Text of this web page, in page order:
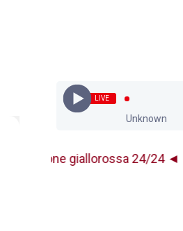
LIVE
Unknown
giallorossa 24/24 ◄